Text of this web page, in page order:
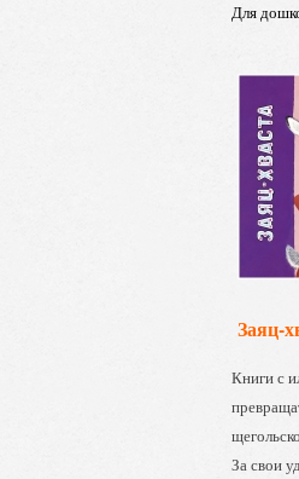
Для
Заяц-
Книги с
За свои